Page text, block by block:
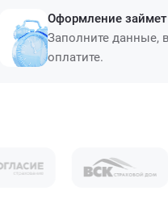
Оформление
Заполните данные,
оплатите.